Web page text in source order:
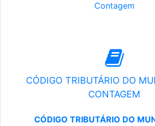
Contagem
CÓDIGO TRIBUTÁRIO DO
CONTAGEM
CÓDIGO TRIBUTÁRIO DO